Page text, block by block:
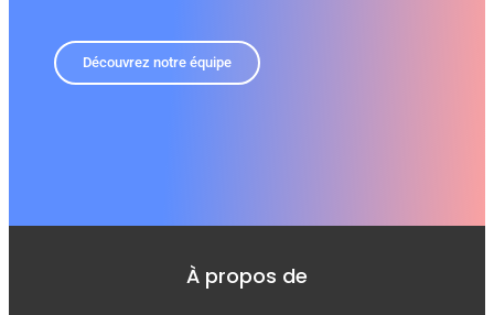
Découvrez notre équipe
À propos de